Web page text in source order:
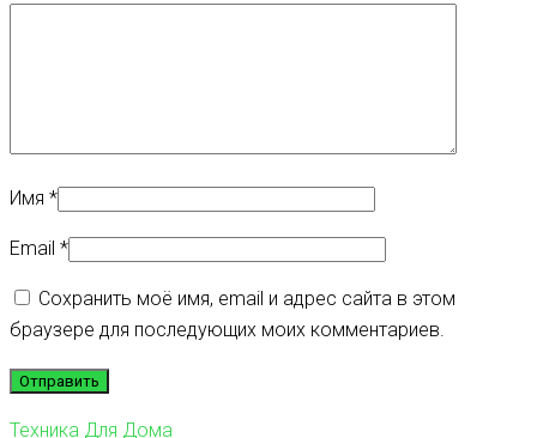
Имя *
Email *
Сохранить моё имя, email и адрес сайта в этом
браузере для последующих моих комментариев.
Техника Для Дома